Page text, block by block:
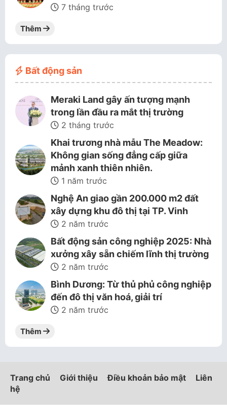
7 tháng trước
Thêm
Bất động sản
Meraki Land gây ấn tượng mạnh
trong lần đầu ra mắt thị trường
2 tháng trước
Khai trương nhà mẫu The Meadow:
Không gian sống đẳng cấp giữa
mảnh xanh thiên nhiên.
1 năm trước
Nghệ An giao gần 200.000 m2 đất
xây dựng khu đô thị tại TP. Vinh
2 năm trước
Bất động sản công nghiệp 2025: Nhà
xưởng xây sẵn chiếm lĩnh thị trường
2 năm trước
Bình Dương: Từ thủ phủ công nghiệp
đến đô thị văn hoá, giải trí
2 năm trước
Thêm
Trang chủ Giới thiệu Điều khoản bảo mật
Liên
hệ